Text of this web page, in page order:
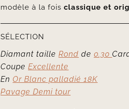
modèle à la foisclassique et
SÉLECTION
Diamant tailleRond de0.30
CoupeExcellente
EnOr Blanc palladié 18K
Pavage Demi tour